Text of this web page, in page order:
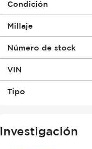
Condición
Millaje
Número de stock
VIN
Tipo
Investigación